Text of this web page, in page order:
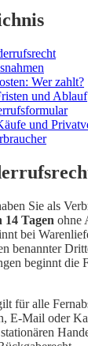
Wer zahlt?
und Ablauf
und
Sie als
Tagen ohne
bei
benannter
beginnt die
für alle
E-Mail oder